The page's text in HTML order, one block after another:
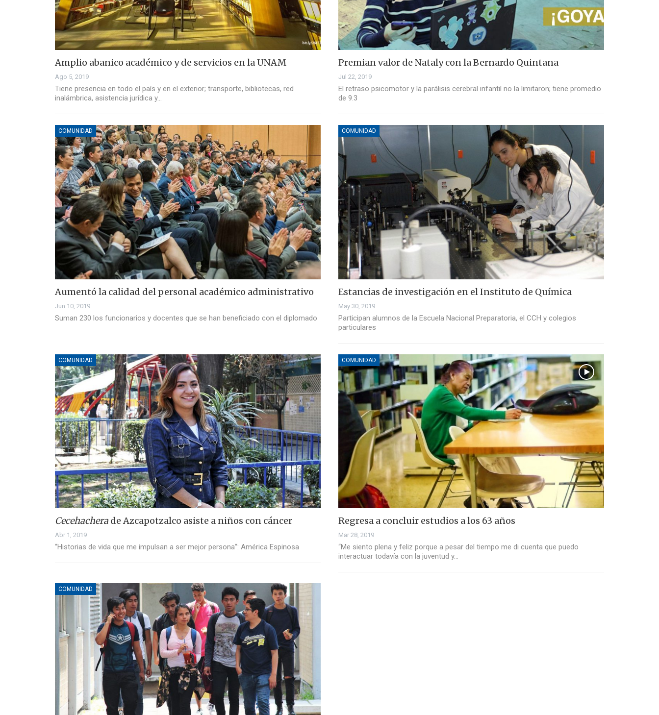
Amplio abanico académico y de servicios en la UNAM
Ago 5, 2019
Tiene presencia en todo el país y en el exterior; transporte, bibliotecas, red
inalámbrica, asistencia jurídica y…
Premian valor de Nataly con la Bernardo Quintana
Jul 22, 2019
El retraso psicomotor y la parálisis cerebral infantil no la limitaron; tiene promedio
de 9.3
COMUNIDAD
Aumentó la calidad del personal académico administrativo
Jun 10, 2019
Suman 230 los funcionarios y docentes que se han beneficiado con el diplomado
COMUNIDAD
Estancias de investigación en el Instituto de Química
May 30, 2019
Participan alumnos de la Escuela Nacional Preparatoria, el CCH y colegios
particulares
COMUNIDAD
Cecehachera de Azcapotzalco asiste a niños con cáncer
Abr 1, 2019
“Historias de vida que me impulsan a ser mejor persona“: América Espinosa
COMUNIDAD
Regresa a concluir estudios a los 63 años
Mar 28, 2019
“Me siento plena y feliz porque a pesar del tiempo me di cuenta que puedo
interactuar todavía con la juventud y…
COMUNIDAD